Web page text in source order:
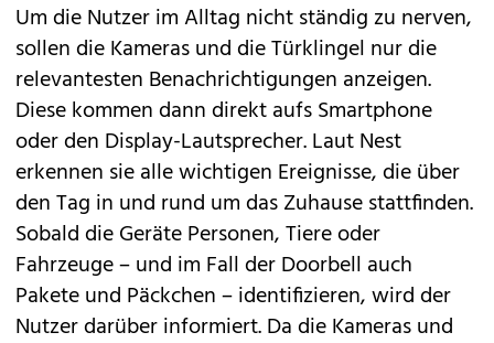
Um die Nutzer im Alltag nicht ständig zu nerven,
sollen die Kameras und die Türklingel nur die
relevantesten Benachrichtigungen anzeigen.
Diese kommen dann direkt aufs Smartphone
oder den Display-Lautsprecher. Laut Nest
erkennen sie alle wichtigen Ereignisse, die über
den Tag in und rund um das Zuhause stattfinden.
Sobald die Geräte Personen, Tiere oder
Fahrzeuge – und im Fall der Doorbell auch
Pakete und Päckchen – identifizieren, wird der
Nutzer darüber informiert. Da die Kameras und